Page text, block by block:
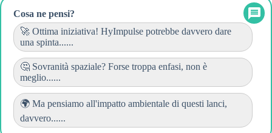
Cosa ne pensi?
🚀 Ottima iniziativa! HyImpulse potrebbe davvero dare
una spinta......
🤔 Sovranità spaziale? Forse troppa enfasi, non è
meglio......
🌍 Ma pensiamo all'impatto ambientale di questi lanci,
davvero......